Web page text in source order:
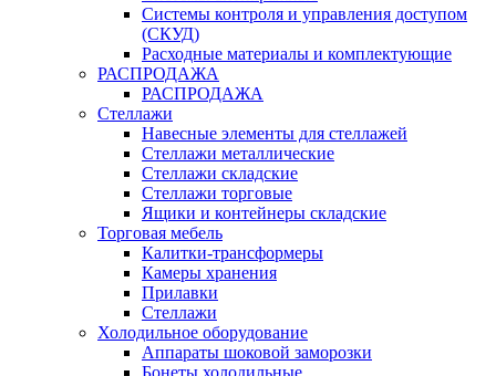
Системы контроля и управления доступом
(СКУД)
Расходные материалы и комплектующие
РАСПРОДАЖА
РАСПРОДАЖА
Стеллажи
Навесные элементы для стеллажей
Стеллажи металлические
Стеллажи складские
Стеллажи торговые
Ящики и контейнеры складские
Торговая мебель
Калитки-трансформеры
Камеры хранения
Прилавки
Стеллажи
Холодильное оборудование
Аппараты шоковой заморозки
Бонеты холодильные